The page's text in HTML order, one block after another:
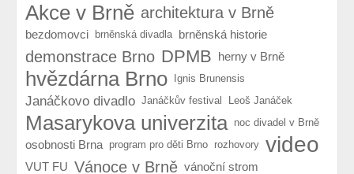
Akce v Brně architektura v Brně
bezdomovci brněnská divadla brněnská historie
demonstrace Brno DPMB herny v Brně
hvězdárna Brno Ignis Brunensis
Janáčkovo divadlo Janáčkův festival Leoš Janáček
Masarykova univerzita noc divadel v Brně
osobnosti Brna program pro děti Brno rozhovory video
VUT FU Vánoce v Brně vánoční strom